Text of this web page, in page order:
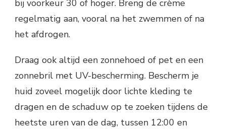
bij voorkeur 30 of hoger. Breng de crème
regelmatig aan, vooral na het zwemmen of na
het afdrogen.
Draag ook altijd een zonnehoed of pet en een
zonnebril met UV-bescherming. Bescherm je
huid zoveel mogelijk door lichte kleding te
dragen en de schaduw op te zoeken tijdens de
heetste uren van de dag, tussen 12:00 en